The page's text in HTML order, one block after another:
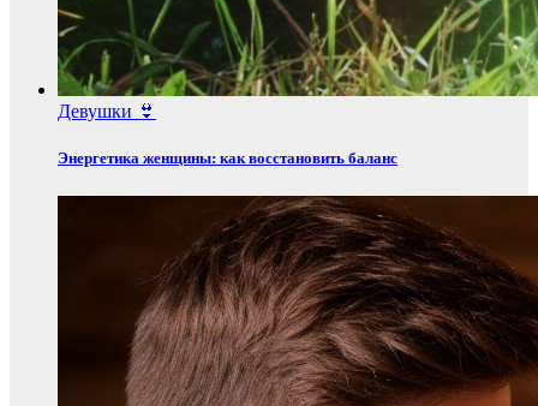
Девушки 👙
Энергетика женщины: как восстановить баланс